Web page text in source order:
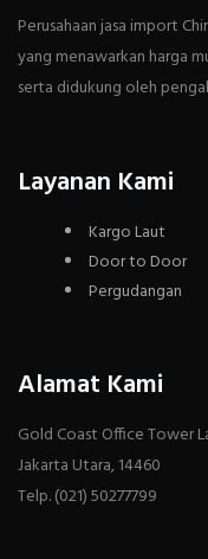
Perusahaan jasa import
yang menawarkan harga
serta didukung oleh
Layanan Kami
Kargo Laut
Door to Door
Pergudangan
Alamat Kami
Gold Coast Office Tower
Jakarta Utara, 14460
Telp. (021) 50277799